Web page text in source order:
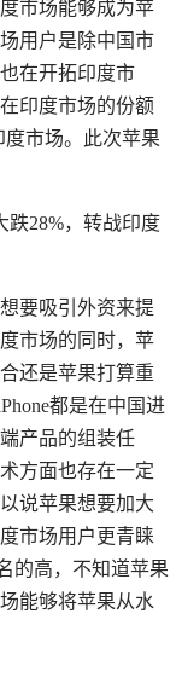
市场能够成为苹
用户是除中国市
在开拓印度市
印度市场的份额
市场。此次苹果
要吸引外资来提
市场的同时，苹
还是苹果打算重
都是在中国进
产品的组装任
方面也存在一定
说苹果想要加大
市场用户更青睐
的高，不知道苹果
能够将苹果从水